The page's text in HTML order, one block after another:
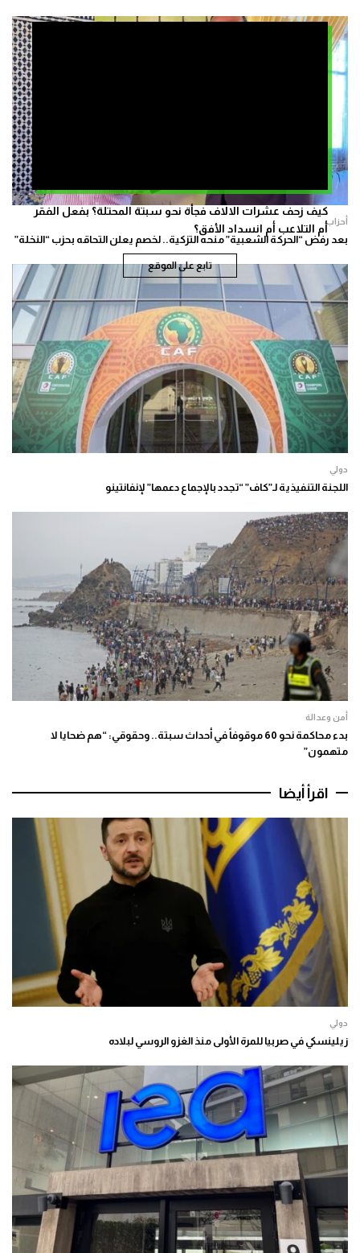
كيف زحف عشرات الالاف فجأة نحو سبتة المحتلة؟ بفعل الفقر
أم التلاعب أم انسداد الأفق؟
تابع على الموقع
أحزاب
بعد رفض “الحركة الشعبية” منحه التزكية.. لخصم يعلن التحاقه بحزب “النخلة”
دولي
اللجنة التنفيذية لـ”كاف” “تجدد بالإجماع دعمها” لإنفانتينو
أمن وعدالة
بدء محاكمة نحو 60 موقوفاً في أحداث سبتة.. وحقوقي: “هم ضحايا لا
متهمون”
اقرأ أيضا
دولي
زيلينسكي في صربيا للمرة الأولى منذ الغزو الروسي لبلاده